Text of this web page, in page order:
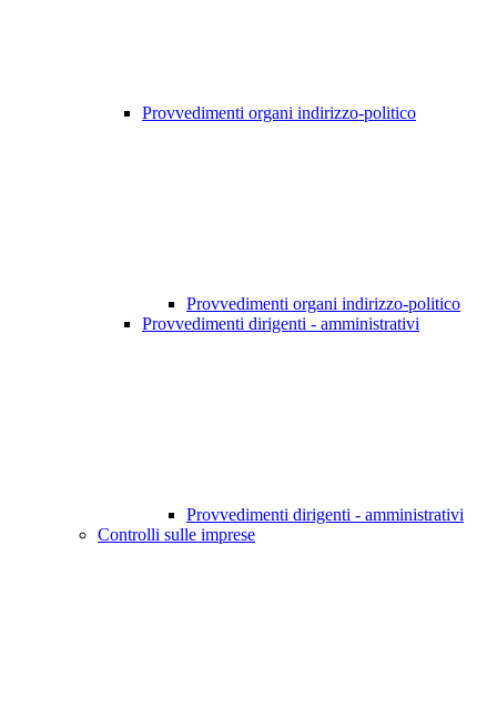
Provvedimenti organi indirizzo-politico
Provvedimenti organi indirizzo-politico
Provvedimenti dirigenti - amministrativi
Provvedimenti dirigenti - amministrativi
Controlli sulle imprese